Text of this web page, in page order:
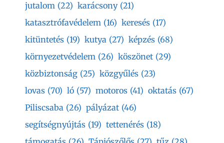
jutalom (22) karácsony (21)
katasztrófavédelem (16) keresés (17)
kitüntetés (19) kutya (27) képzés (68)
környezetvédelem (26) köszönet (29)
közbiztonság (25) közgyűlés (23)
lovas (70) ló (57) motoros (41) oktatás (67)
Piliscsaba (26) pályázat (46)
segítségnyújtás (19) tettenérés (18)